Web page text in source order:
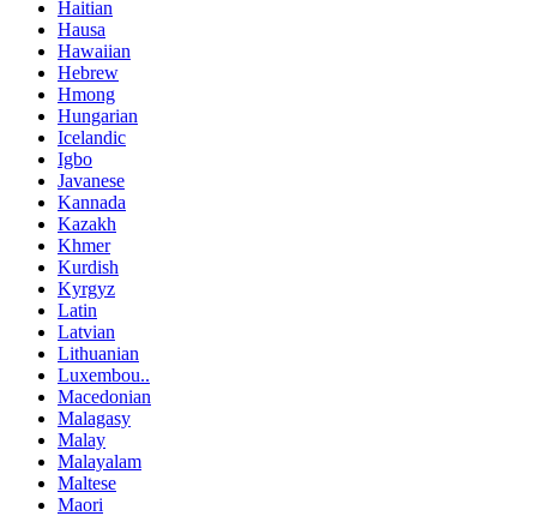
Haitian
Hausa
Hawaiian
Hebrew
Hmong
Hungarian
Icelandic
Igbo
Javanese
Kannada
Kazakh
Khmer
Kurdish
Kyrgyz
Latin
Latvian
Lithuanian
Luxembou..
Macedonian
Malagasy
Malay
Malayalam
Maltese
Maori